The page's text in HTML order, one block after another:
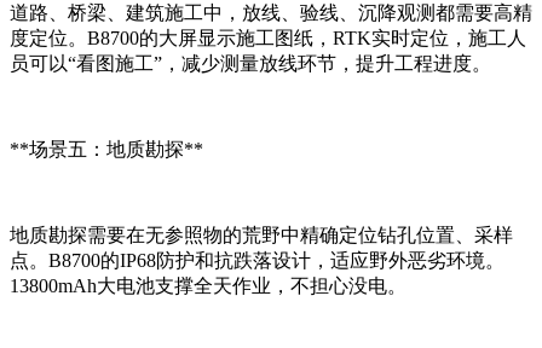
道路、桥梁、建筑施工中，放线、验线、沉降观测都需要高精
度定位。B8700的大屏显示施工图纸，RTK实时定位，施工人
员可以“看图施工”，减少测量放线环节，提升工程进度。
**场景五：地质勘探**
地质勘探需要在无参照物的荒野中精确定位钻孔位置、采样
点。B8700的IP68防护和抗跌落设计，适应野外恶劣环境。
13800mAh大电池支撑全天作业，不担心没电。